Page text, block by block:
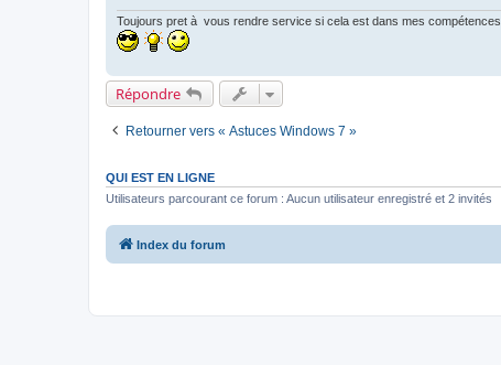
Toujours pret à vous rendre service si cela est dans mes compétences
Répondre
Retourner vers « Astuces Windows 7 »
QUI EST EN LIGNE
Utilisateurs parcourant ce forum : Aucun utilisateur enregistré et 2 invités
Index du forum